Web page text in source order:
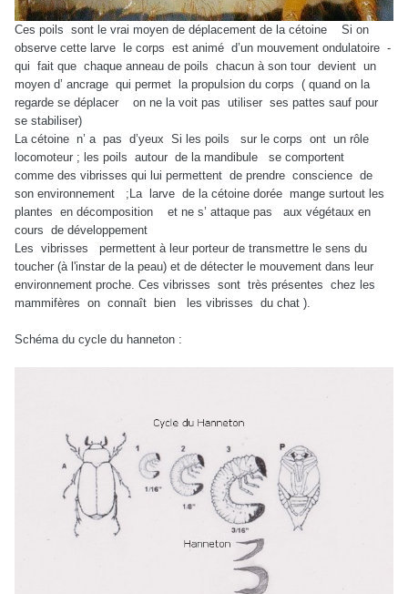
Ces poils sont le vrai moyen de déplacement de la cétoine
Si on
observe cette larve
le corps est animé d’un mouvement ondulatoire -
qui fait que chaque anneau de poils chacun à son tour devient un
moyen d’ ancrage qui permet la propulsion du corps ( quand on la
regarde se déplacer
on ne la voit pas utiliser ses pattes sauf pour
se stabiliser)
La cétoine n’ a pas d’yeux Si les poils sur le corps ont un rôle
locomoteur ; les poils autour de la mandibule
se comportent
comme des vibrisses qui lui permettent de prendre conscience de
son environnement
;La larve de la cétoine dorée mange surtout les
plantes en décomposition et ne s’ attaque pas
aux végétaux en
cours de développement
Les vibrisses
permettent à leur porteur de transmettre le sens du
toucher (à l'instar de la peau) et de détecter le mouvement dans leur
environnement proche. Ces vibrisses sont très présentes chez les
mammifères on connaît bien les vibrisses du chat ).
Schéma du cycle du hanneton :